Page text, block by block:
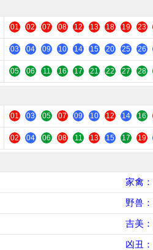
01 02 07 08 12 13 18 19 23
03 04 09 10 14 15 20 25 26
05 06 11 16 17 21 22 27 28
01 03 05 07 09 10 12 14 16
02 04 06 08 11 13 15 17 19
家禽：
野兽：
吉美：
凶丑：